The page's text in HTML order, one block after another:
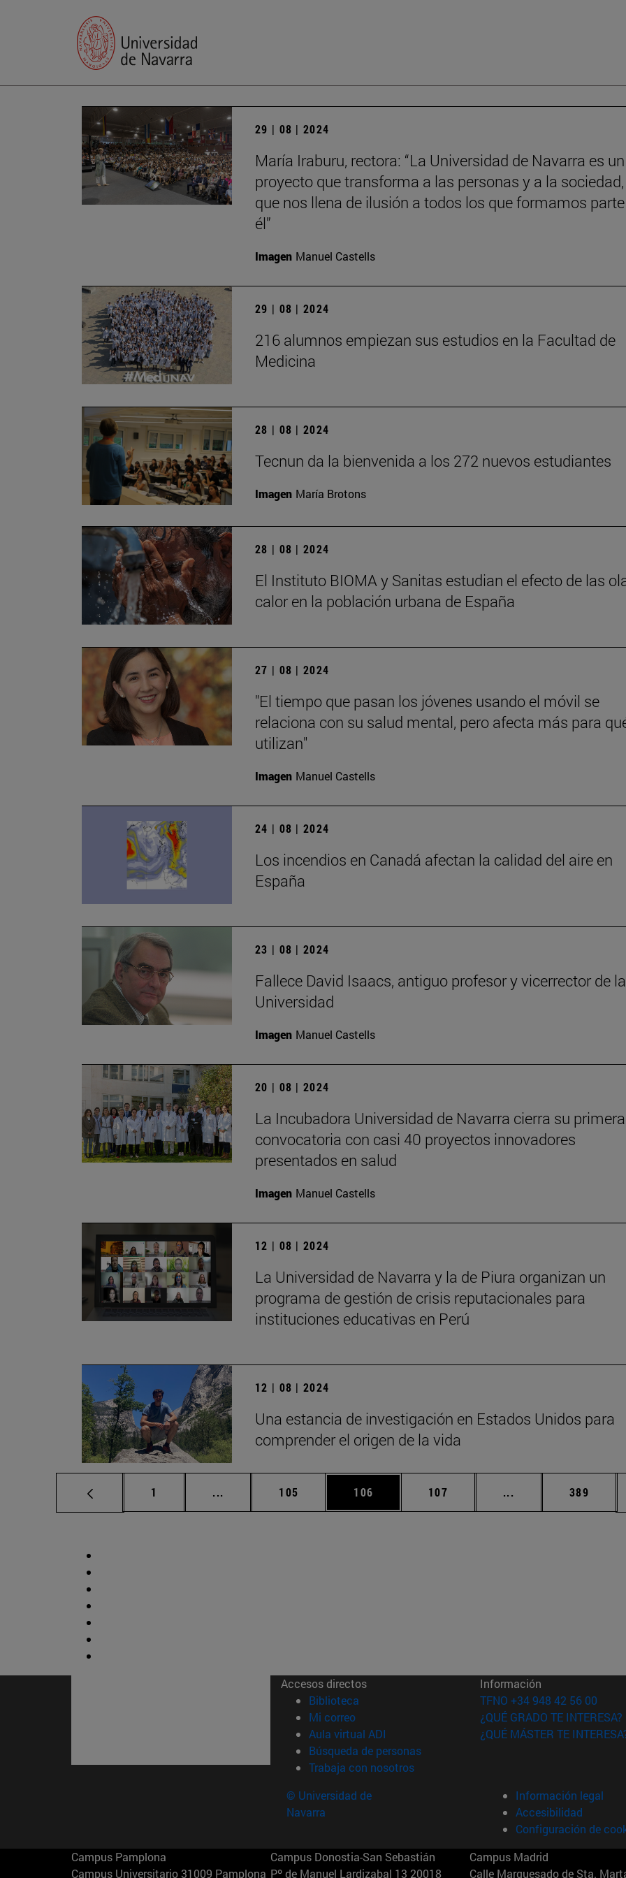
29 | 08 | 2024
María Iraburu, rectora: “La Universidad de Navarra es un
proyecto que transforma a las personas y a la
que nos llena de ilusión a todos los que formamos
él”
Imagen Manuel Castells
29 | 08 | 2024
216 alumnos empiezan sus estudios en la Facultad de
Medicina
28 | 08 | 2024
Tecnun da la bienvenida a los 272 nuevos estudiantes
Imagen María Brotons
28 | 08 | 2024
El Instituto BIOMA y Sanitas estudian el efecto de las
calor en la población urbana de España
27 | 08 | 2024
"El tiempo que pasan los jóvenes usando el móvil se
relaciona con su salud mental, pero afecta más para
utilizan"
Imagen Manuel Castells
24 | 08 | 2024
Los incendios en Canadá afectan la calidad del aire en
España
23 | 08 | 2024
Fallece David Isaacs, antiguo profesor y vicerrector de la
Universidad
Imagen Manuel Castells
20 | 08 | 2024
La Incubadora Universidad de Navarra cierra su primera
convocatoria con casi 40 proyectos innovadores
presentados en salud
Imagen Manuel Castells
12 | 08 | 2024
La Universidad de Navarra y la de Piura organizan un
programa de gestión de crisis reputacionales para
instituciones educativas en Perú
12 | 08 | 2024
Una estancia de investigación en Estados Unidos para
comprender el origen de la vida
Página
1 ... Páginas intermedias Use TAB para desplazarse.
Página
105 Página
106 Página
107 ... Páginas Página
389
Accesos directos
Biblioteca (abre en nueva ventana)
Mi correo(abre en nueva ventana)
Aula virtual ADI (abre en nueva ventana)
Búsqueda de personas(abre en nueva ventana)
Trabaja con nosotros(abre en nueva ventana)
Información
TFNO +34 948 42 56 00
¿QUÉ GRADO TE INTERESA?
¿QUÉ MÁSTER TE
© Universidad de
Navarra
Información legal
Accesibilidad
Configuración de
Campus Pamplona
Campus Universitario 31009 Pamplona
Campus Donostia-San Sebastián
Pº de Manuel Lardizabal 13 20018
Campus Madrid
Calle Marquesado de Sta.